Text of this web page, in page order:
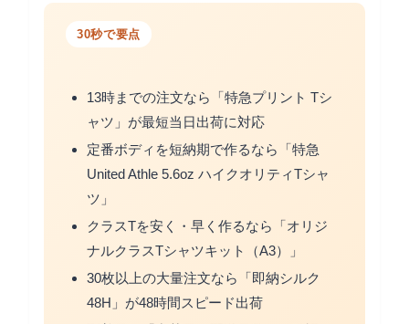
30秒で要点
13時までの注文なら「特急プリント Tシ
ャツ」が最短当日出荷に対応
定番ボディを短納期で作るなら「特急
United Athle 5.6oz ハイクオリティTシャ
ツ」
クラスTを安く・早く作るなら「オリジ
ナルクラスTシャツキット（A3）」
30枚以上の大量注文なら「即納シルク
48H」が48時間スピード出荷